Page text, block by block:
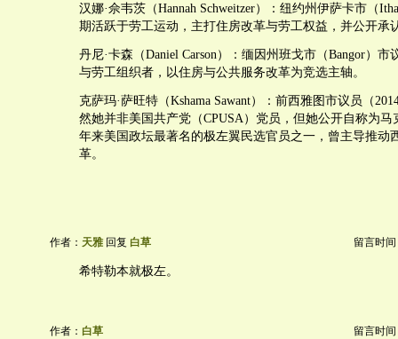
汉娜·佘韦茨（Hannah Schweitzer）：纽约州伊萨卡市（
期活跃于劳工运动，主打住房改革与劳工权益，并公开承
丹尼·卡森（Daniel Carson）：缅因州班戈市（Bangor）
与劳工组织者，以住房与公共服务改革为竞选主轴。
克萨玛·萨旺特（Kshama Sawant）：前西雅图市议员（
然她并非美国共产党（CPUSA）党员，但她公开自称为马
年来美国政坛最著名的极左翼民选官员之一，曾主导推动
革。
作者： 天雅 回复 白草 留言时间
希特勒本就极左。
作者： 白草 留言时间